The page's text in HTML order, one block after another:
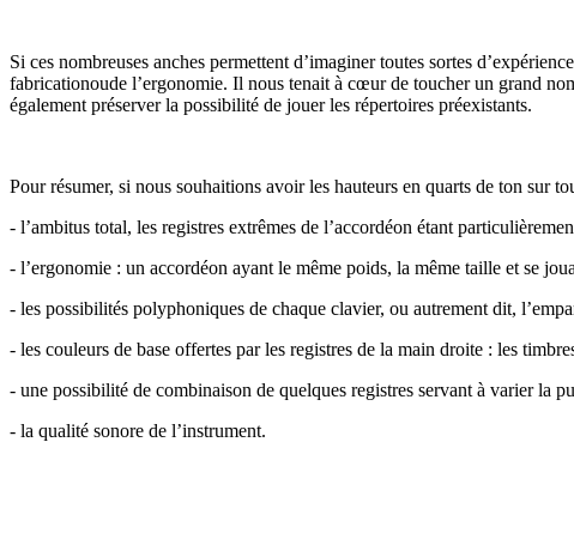
Si ces nombreuses anches permettent d’imaginer toutes sortes
fabricationoude l’ergonomie. Il nous tenait à cœur de toucher un grand
également préserver la possibilité de jouer les répertoires préexistants.
Pour résumer, si nous souhaitions avoir les hauteurs en quarts de ton sur
- l’ambitus total, les registres extrêmes de l’accordéon étant
- l’ergonomie : un accordéon ayant le même poids, la même taille et se
- les possibilités polyphoniques de chaque clavier, ou autrement dit,
- les couleurs de base offertes par les registres de la main droite : les
- une possibilité de combinaison de quelques registres servant à varier la
- la qualité sonore de l’instrument.